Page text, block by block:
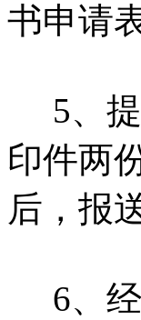
书申请
5、提
印件两
后，报
6、经